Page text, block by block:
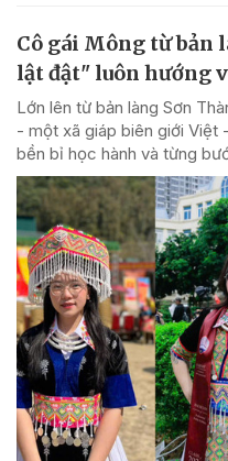
Cô gái Mông từ bản
lật đật" luôn hướng
Lớn lên từ bản làng Sơn
- một xã giáp biên giới Việt
bền bỉ học hành và từng